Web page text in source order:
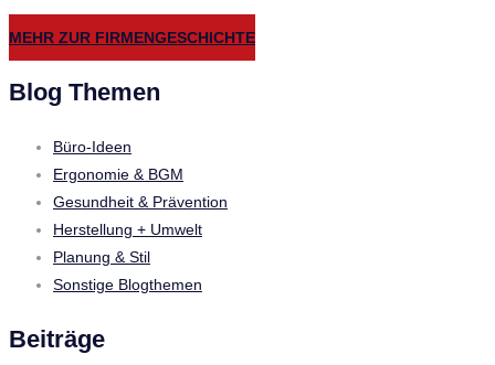
MEHR ZUR FIRMENGESCHICHTE
Blog Themen
Büro-Ideen
Ergonomie & BGM
Gesundheit & Prävention
Herstellung + Umwelt
Planung & Stil
Sonstige Blogthemen
Beiträge